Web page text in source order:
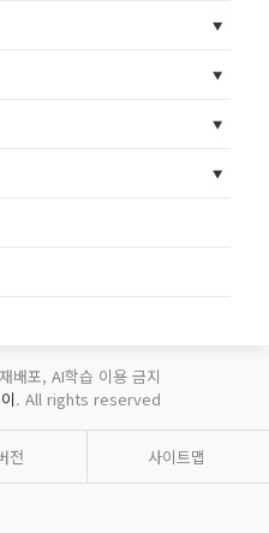
배포, AI학습 이용 금지
. All rights reserved
전 사이트맵